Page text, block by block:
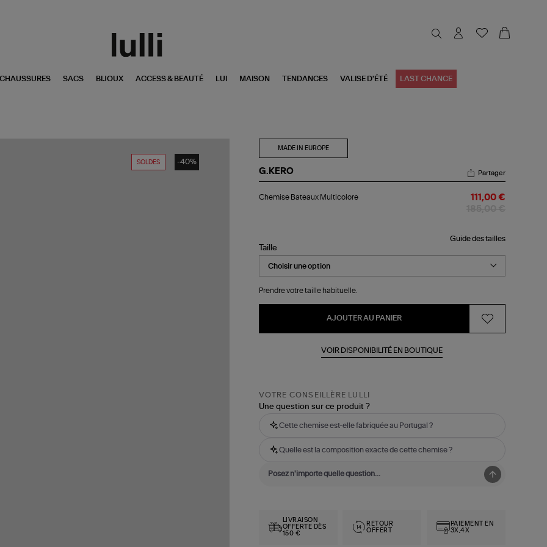
CHAUSSURES SACS BIJOUX ACCESS & BEAUTÉ LUI MAISON TENDANCES VALISE D'ÉTÉ LAST CHANCE
SOLDES -40%
MADE IN EUROPE
G.KERO
Bateaux
Partager
Chemise Bateaux Multicolore 111,00 €
Guide des tailles
Taille
Prendre votre taille habituelle.
AJOUTER AU PANIER
VOIR DISPONIBILITÉ EN BOUTIQUE
VOTRE CONSEILLÈRE LULLI
Une question sur ce produit ?
Cette chemise est-elle fabriquée au Portugal ?
Quelle est la composition exacte de cette chemise ?
LIVRAISON
OFFERTE DÈS
150 €
RETOUR
OFFERT
PAIEMENT EN
3X,4X